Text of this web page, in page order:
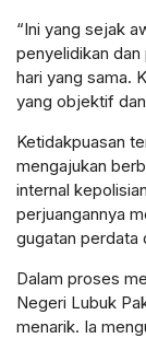
“Ini yang sejak
penyelidikan
hari yang sama.
yang objektif
Ketidakpuasan
mengajukan
internal
perjuangannya
gugatan perdata
Dalam proses
Negeri Lubuk
menarik. Ia